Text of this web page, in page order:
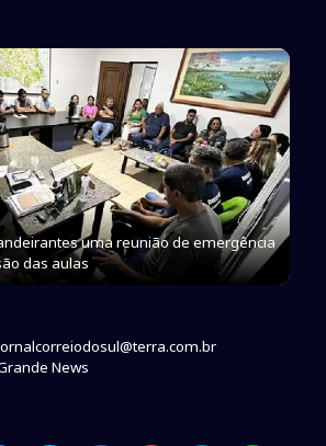
uma reunião de emergência
das aulas
News